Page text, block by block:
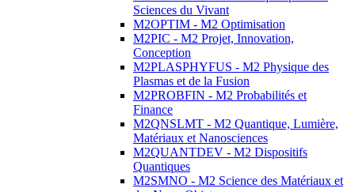
Sciences du Vivant
M2OPTIM - M2 Optimisation
M2PIC - M2 Projet, Innovation,
Conception
M2PLASPHYFUS - M2 Physique des
Plasmas et de la Fusion
M2PROBFIN - M2 Probabilités et
Finance
M2QNSLMT - M2 Quantique, Lumière,
Matériaux et Nanosciences
M2QUANTDEV - M2 Dispositifs
Quantiques
M2SMNO - M2 Science des Matériaux et